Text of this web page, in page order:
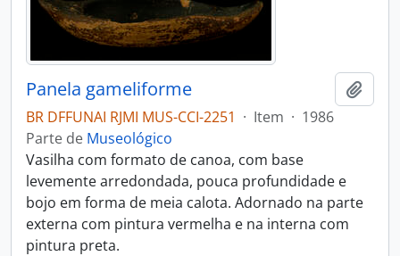
Panela gameliforme
BR DFFUNAI RJMI MUS-CCI-2251 · Item · 1986
Parte de Museológico
Vasilha com formato de canoa, com base
levemente arredondada, pouca profundidade e
bojo em forma de meia calota. Adornado na parte
externa com pintura vermelha e na interna com
pintura preta.